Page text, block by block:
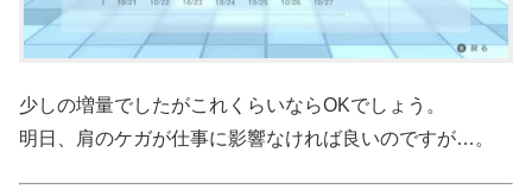
少しの増量でしたがこれくらいならOKでしょう。
明日、肩のケガが仕事に影響なければ良いのですが…。